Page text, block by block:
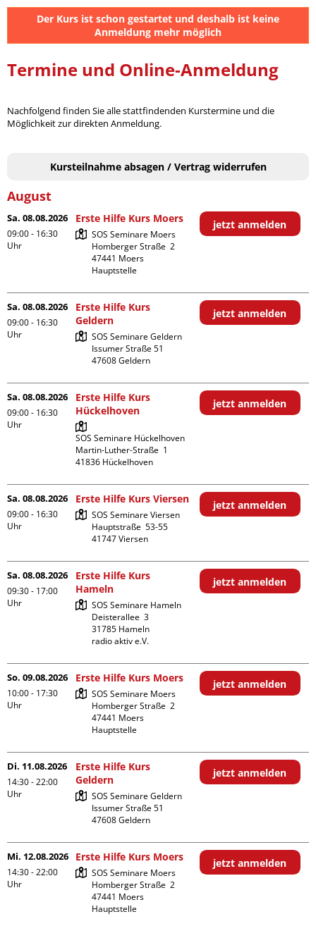
Der Kurs ist schon gestartet und deshalb ist keine
Anmeldung mehr möglich
Termine und Online-Anmeldung
Nachfolgend finden Sie alle stattfindenden Kurstermine und die
Möglichkeit zur direkten Anmeldung.
Kursteilnahme absagen / Vertrag widerrufen
August
Sa. 08.08.2026
09:00 - 16:30
Uhr
Erste Hilfe Kurs Moers
SOS Seminare Moers
Homberger Straße  2
47441 Moers
Hauptstelle
jetzt anmelden
Sa. 08.08.2026
09:00 - 16:30
Uhr
Erste Hilfe Kurs
Geldern
SOS Seminare Geldern
Issumer Straße 51
jetzt anmelden
Sa. 08.08.2026
09:00 - 16:30
Uhr
Erste Hilfe Kurs
Hückelhoven
SOS Seminare Hückelhoven
Martin-Luther-Straße  1
jetzt anmelden
Sa. 08.08.2026
09:00 - 16:30
Uhr
Erste Hilfe Kurs Viersen
SOS Seminare Viersen
Hauptstraße  53-55
jetzt anmelden
Sa. 08.08.2026
09:30 - 17:00
Uhr
Erste Hilfe Kurs
Hameln
SOS Seminare Hameln
Deisterallee  3
31785 Hameln
radio aktiv e.V.
jetzt anmelden
So. 09.08.2026
10:00 - 17:30
Uhr
Erste Hilfe Kurs Moers
SOS Seminare Moers
Homberger Straße  2
47441 Moers
Hauptstelle
jetzt anmelden
Di. 11.08.2026
14:30 - 22:00
Uhr
Erste Hilfe Kurs
Geldern
SOS Seminare Geldern
Issumer Straße 51
jetzt anmelden
Mi. 12.08.2026
14:30 - 22:00
Uhr
Erste Hilfe Kurs Moers
SOS Seminare Moers
Homberger Straße  2
47441 Moers
Hauptstelle
jetzt anmelden